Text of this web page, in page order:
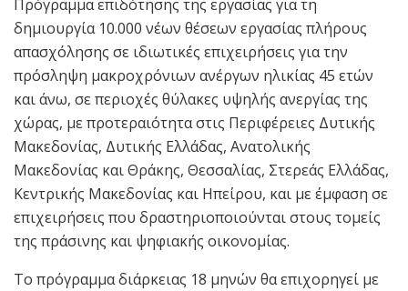
Πρόγραμμα επιδότησης της εργασίας για τη
δημιουργία 10.000 νέων θέσεων εργασίας πλήρους
απασχόλησης σε ιδιωτικές επιχειρήσεις για την
πρόσληψη μακροχρόνιων ανέργων ηλικίας 45 ετών
και άνω, σε περιοχές θύλακες υψηλής ανεργίας της
χώρας, με προτεραιότητα στις Περιφέρειες Δυτικής
Μακεδονίας, Δυτικής Ελλάδας, Ανατολικής
Μακεδονίας και Θράκης, Θεσσαλίας, Στερεάς Ελλάδας,
Κεντρικής Μακεδονίας και Ηπείρου, και με έμφαση σε
επιχειρήσεις που δραστηριοποιούνται στους τομείς
της πράσινης και ψηφιακής οικονομίας.
Το πρόγραμμα διάρκειας 18 μηνών θα επιχορηγεί με